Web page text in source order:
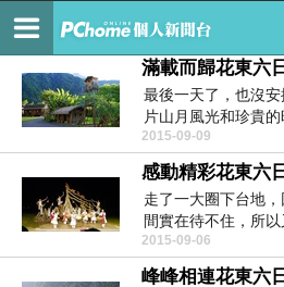
模擬泡泡 IOI の 驚食堂
最後一天了，也沒
片山月風光和珍貴
一日...
2015-09-09
走了一大圈下台地
間實在待不住，所
的傍...
2015-09-06